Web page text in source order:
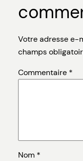
Votre adresse e-
champs
Commentaire *
Nom *